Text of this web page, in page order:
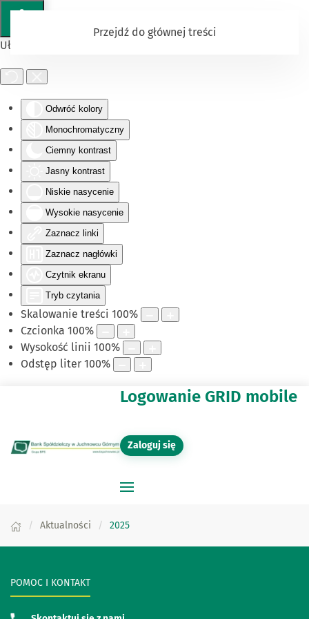
Ułatwienia dostępu
Odwróć kolory
Monochromatyczny
Ciemny kontrast
Jasny kontrast
Niskie nasycenie
Wysokie nasycenie
Zaznacz linki
Zaznacz nagłówki
Czytnik ekranu
Tryb czytania
Skalowanie treści 100%
Czcionka 100%
Wysokość linii 100%
Odstęp liter 100%
Przejdź do głównej treści
Logowanie GRID mobile
Zaloguj się
Aktualności 2025
POMOC I KONTAKT